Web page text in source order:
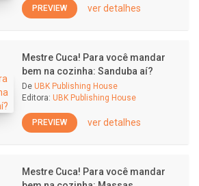
PREVIEW ver detalhes
Mestre Cuca! Para você mandar
bem na cozinha: Sanduba aí?
De UBK Publishing House
Editora: UBK Publishing House
PREVIEW ver detalhes
Mestre Cuca! Para você mandar